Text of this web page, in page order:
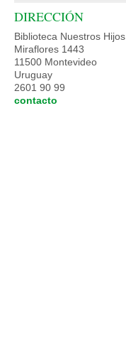
DIRECCIÓN
Biblioteca Nuestros Hijos
Miraflores 1443
11500 Montevideo
Uruguay
2601 90 99
contacto